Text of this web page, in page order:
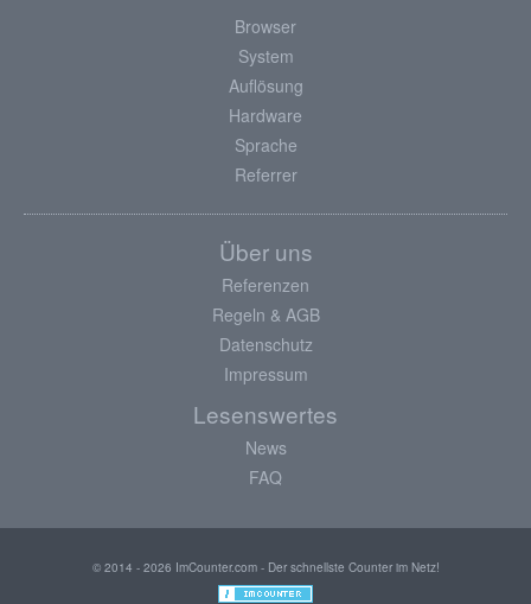
Browser
System
Auflösung
Hardware
Sprache
Referrer
Über uns
Referenzen
Regeln & AGB
Datenschutz
Impressum
Lesenswertes
News
FAQ
© 2014 - 2026 ImCounter.com - Der schnellste Counter im Netz!